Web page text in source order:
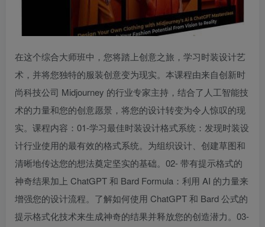
在这个综合大师班中，您将踏上创意之旅，学习时装设计艺
术，并将您独特的服装创意变为现实。本课程由来自创新时
尚科技公司 Midjourney 的行业专家主持，结合了人工智能技
术的力量和您的创意愿景，将您的设计转变为令人惊叹的现
实。课程内容：01-学习最佳时装设计格式系统：发现时装设
计行业使用的最有效的格式系统。为组织设计、创建草图和
清晰地传达您的想法奠定坚实的基础。02- 带有提示格式的
神奇结果加上 ChatGPT 和 Bard Formula：利用 AI 的力量来
增强您的设计流程。了解如何使用 ChatGPT 和 Bard 公式的
提示格式化技术来生成神奇的结果并释放您的创造潜力。03-